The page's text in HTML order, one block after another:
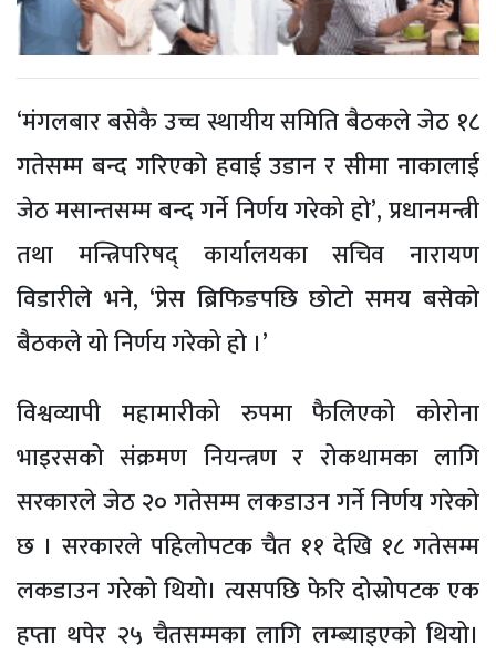
‘मंगलबार बसेकै उच्च स्थायीय समिति बैठकले जेठ १८
गतेसम्म बन्द गरिएको हवाई उडान र सीमा नाकालाई
जेठ मसान्तसम्म बन्द गर्ने निर्णय गरेको हो’, प्रधानमन्त्री
तथा मन्त्रिपरिषद् कार्यालयका सचिव नारायण
विडारीले भने, ‘प्रेस ब्रिफिङपछि छोटो समय बसेको
बैठकले यो निर्णय गरेको हो ।’
विश्वव्यापी महामारीको रुपमा फैलिएको कोरोना
भाइरसको संक्रमण नियन्त्रण र रोकथामका लागि
सरकारले जेठ २० गतेसम्म लकडाउन गर्ने निर्णय गरेको
छ । सरकारले पहिलोपटक चैत ११ देखि १८ गतेसम्म
लकडाउन गरेको थियो। त्यसपछि फेरि दोस्रोपटक एक
हप्ता थपेर २५ चैतसम्मका लागि लम्ब्याइएको थियो।